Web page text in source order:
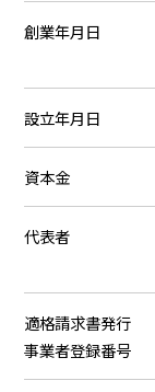
創業年月日
設立年月日
資本金
代表者
適格請求書発行
事業者登録番号